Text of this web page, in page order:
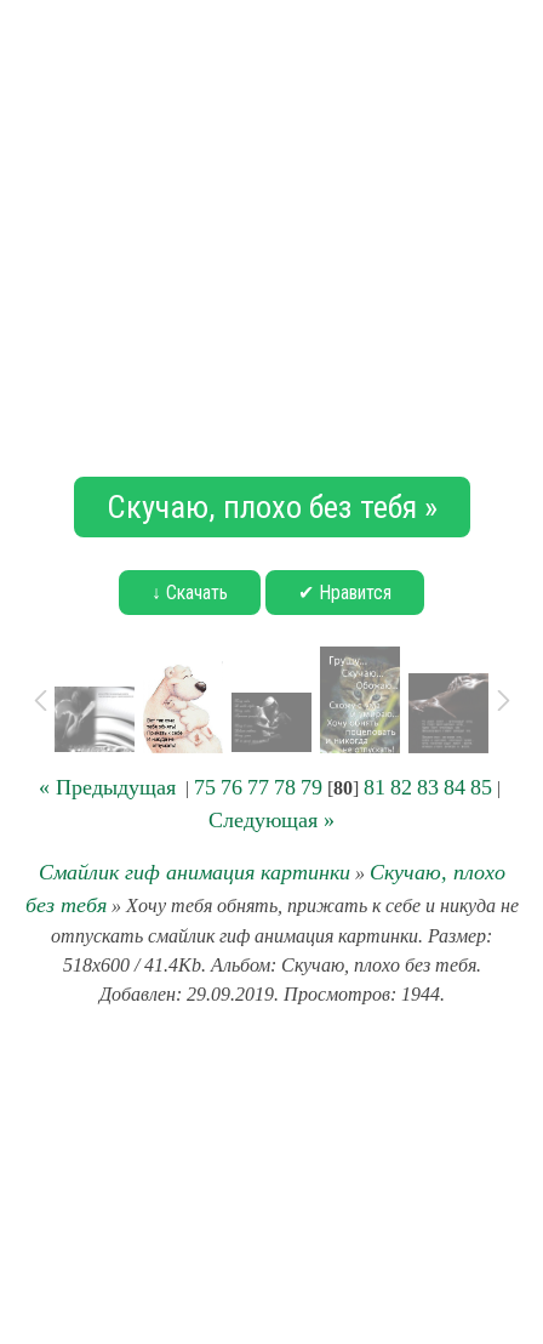
Скучаю, плохо без тебя »
↓ Скачать ✔ Нравится
« Предыдущая| 75 76 77 78 79[80] 81 82 83 84 85|
Следующая »
Смайлик гиф анимация картинки» Скучаю, плохо
без тебя» Хочу тебя обнять, прижать к себе и никуда не
отпускать смайлик гиф анимация картинки. Размер:
518x600 / 41.4Kb. Альбом: Скучаю, плохо без тебя.
Добавлен: 29.09.2019. Просмотров: 1944.